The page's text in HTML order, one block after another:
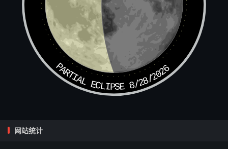
出行
：客外不如家里好，新处不如旧处高，
纵然强要行千里，不称怀处枉徒劳
望行：虚上楼头望，归鞭未有期，若逢辰日
月，消息可通时
大吉
PARTIAL ECLIPSE 8/28/2026
网站统计